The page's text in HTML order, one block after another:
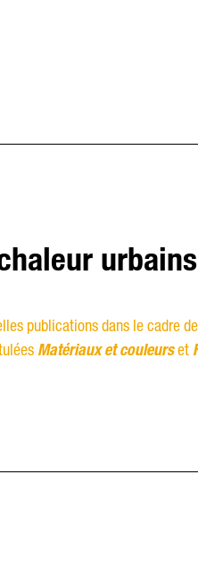
publications dans le cadre de
Matériaux et couleurset